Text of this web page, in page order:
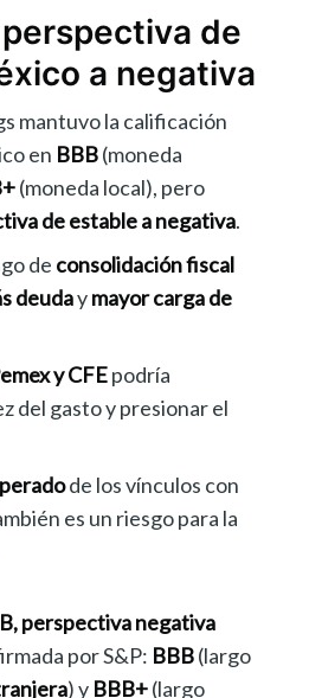
de
a negativa
mantuvo la calificación
en BBB(moneda
(moneda local), pero
de estable a negativa.
de consolidación fiscal
deudaymayor carga de
y CFEpodría
del gasto y presionar el
de los vínculos con
es un riesgo para la
perspectiva negativa
por S&P: BBB(largo
) y BBB+(largo